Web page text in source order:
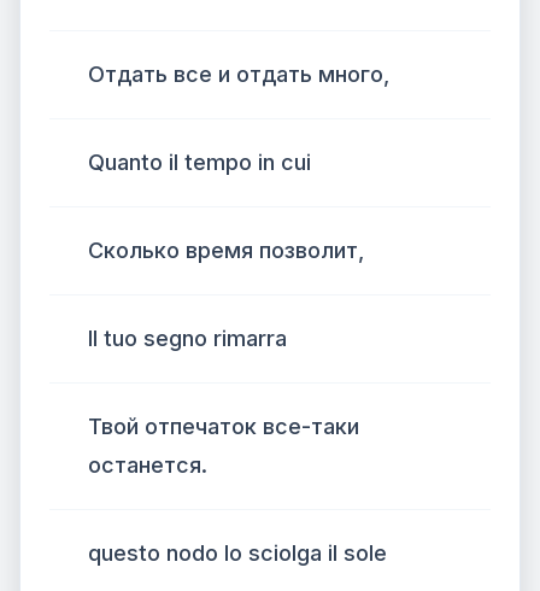
Отдать все и отдать много,
Quanto il tempo in cui
Сколько время позволит,
Il tuo segno rimarra
Твой отпечаток все-таки
останется.
questo nodo lo sciolga il sole